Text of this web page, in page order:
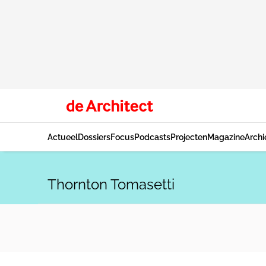
ActueelDossiersFocusPodcastsProjectenMagazine
Thornton Tomasetti